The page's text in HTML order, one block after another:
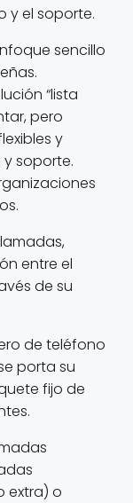
y el soporte.
sencillo
“lista
pero
y
soporte.
entre el
de su
de teléfono
porta su
fijo de
extra) o